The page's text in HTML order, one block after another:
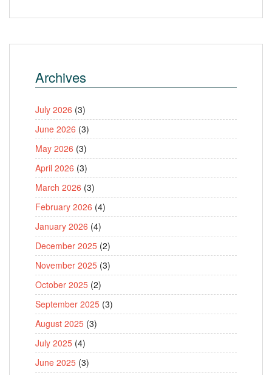
Archives
July 2026 (3)
June 2026 (3)
May 2026 (3)
April 2026 (3)
March 2026 (3)
February 2026 (4)
January 2026 (4)
December 2025 (2)
November 2025 (3)
October 2025 (2)
September 2025 (3)
August 2025 (3)
July 2025 (4)
June 2025 (3)